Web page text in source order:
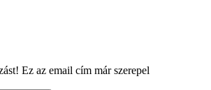
Ez az email cím már szerepel